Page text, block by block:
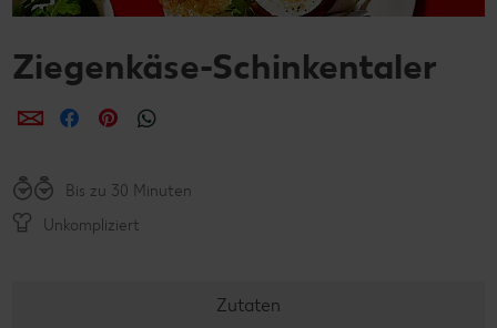
Ziegenkäse-Schinkentaler
per E-Mail teilen
per Facebook teilen
per Pinterest teilen
Bis zu 30 Minuten
Unkompliziert
Zutaten